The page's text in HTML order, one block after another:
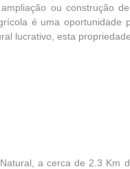
ou construção
é uma oportunidade
lucrativo, esta
a cerca de 2.3 Km